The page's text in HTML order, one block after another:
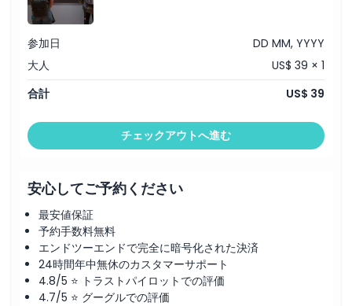
参加日
DD MM, YYYY
大人
US$ 39 × 1
合計
US$ 39
チェックアウトへ進む
安心してご予約ください
最安値保証
予約手数料無料
エンドツーエンドで完全に暗号化された決済
24時間年中無休のカスタマーサポート
4.8/5 ⭐ トラストパイロットでの評価
4.7/5 ⭐ グーグルでの評価